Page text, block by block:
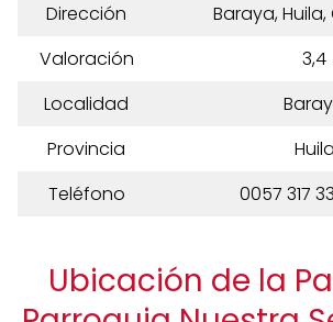
Dirección
Baraya,
Valoración
3,4
Localidad
Provincia
Huila
Teléfono
0057 317
Ubicación de la